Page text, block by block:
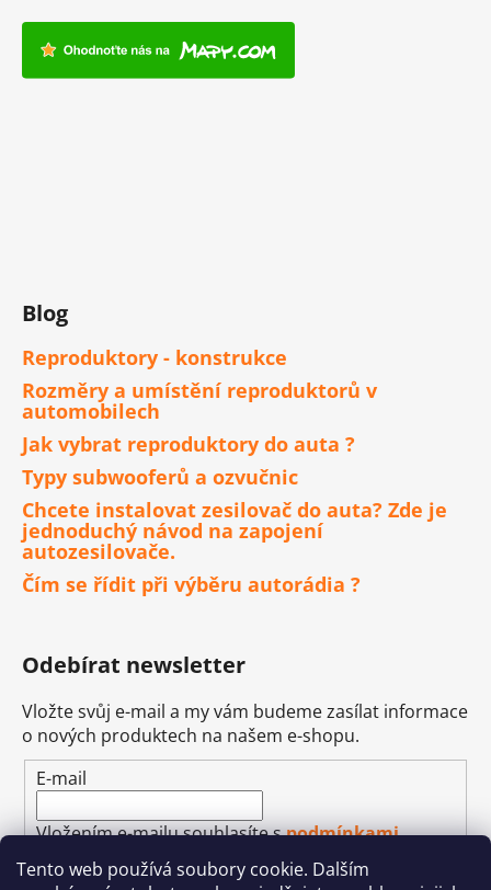
Tento web používá soubory cookie. Dalším
Blog
Reproduktory - konstrukce
Rozměry a umístění reproduktorů v
automobilech
Jak vybrat reproduktory do auta ?
Typy subwooferů a ozvučnic
Chcete instalovat zesilovač do auta? Zde je
jednoduchý návod na zapojení
autozesilovače.
Čím se řídit při výběru autorádia ?
Odebírat newsletter
Vložte svůj e-mail a my vám budeme zasílat informace
o nových produktech na našem e-shopu.
E-mail
Vložením e-mailu souhlasíte spodmínkami
ochrany osobních údajů